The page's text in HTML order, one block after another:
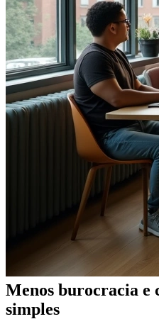
Menos burocracia e
simples